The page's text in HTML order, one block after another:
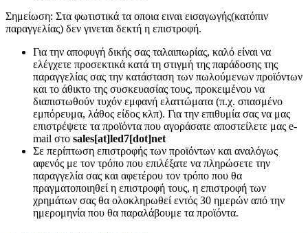
Σημείωση: Στα φωτιστικά τα οποια ειναι εισαγωγής(κατόπιν
παραγγελίας) δεν γινεται δεκτή η επιστροφή.
Για την αποφυγή δικής σας ταλαιπωρίας, καλό είναι να
ελέγχετε προσεκτικά κατά τη στιγμή της παράδοσης της
παραγγελίας σας την κατάσταση των πωλούμενων προϊόντων
και το άθικτο της συσκευασίας τους, προκειμένου να
διαπιστωθούν τυχόν εμφανή ελαττώματα (π.χ. σπασμένο
εμπόρευμα, λάθος είδος κλπ). Για την επιθυμία σας να μας
επιστρέψετε τα προϊόντα που αγοράσατε αποστείλετε μας e-
mail στο sales[at]led7[dot]net
Σε περίπτωση επιστροφής των προϊόντων και αναλόγως
αφενός με τον τρόπο που επιλέξατε να πληρώσετε την
παραγγελία σας και αφετέρου τον τρόπο που θα
πραγματοποιηθεί η επιστροφή τους, η επιστροφή των
χρημάτων σας θα ολοκληρωθεί εντός 30 ημερών από την
ημερομηνία που θα παραλάβουμε τα προϊόντα.